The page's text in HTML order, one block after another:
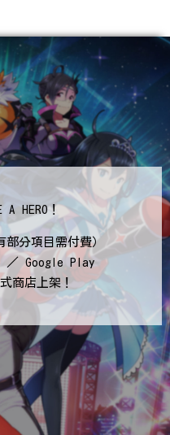
HERO！
分項目需付費）
／ Google Play
商店上架！